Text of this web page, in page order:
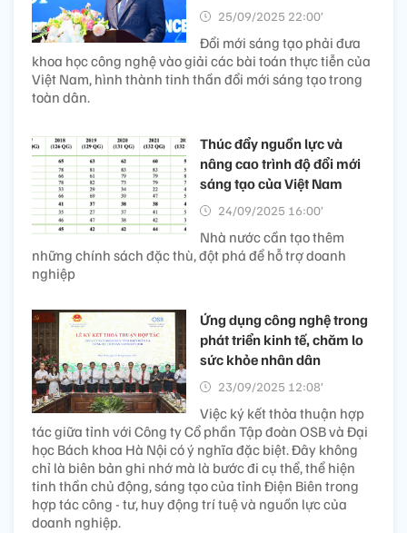
25/09/2025 22:00’
Đổi mới sáng tạo phải đưa
khoa học công nghệ vào giải các bài toán thực tiễn của
Việt Nam, hình thành tinh thần đổi mới sáng tạo trong
toàn dân.
Thúc đẩy nguồn lực và
nâng cao trình độ đổi mới
sáng tạo của Việt Nam
24/09/2025 16:00’
Nhà nước cần tạo thêm
những chính sách đặc thù, đột phá để hỗ trợ doanh
nghiệp
Ứng dụng công nghệ trong
phát triển kinh tế, chăm lo
sức khỏe nhân dân
23/09/2025 12:08’
Việc ký kết thỏa thuận hợp
tác giữa tỉnh với Công ty Cổ phần Tập đoàn OSB và Đại
học Bách khoa Hà Nội có ý nghĩa đặc biệt. Đây không
chỉ là biên bản ghi nhớ mà là bước đi cụ thể, thể hiện
tinh thần chủ động, sáng tạo của tỉnh Điện Biên trong
hợp tác công - tư, huy động trí tuệ và nguồn lực của
doanh nghiệp.